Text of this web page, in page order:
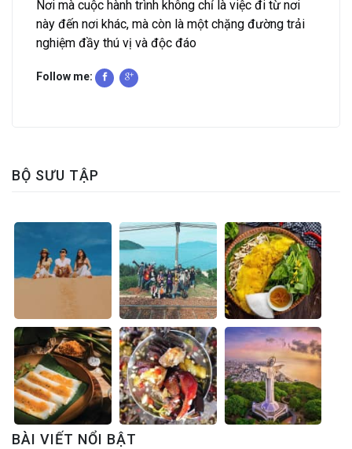
Nơi mà cuộc hành trình không chỉ là việc đi từ nơi
này đến nơi khác, mà còn là một chặng đường trải
nghiệm đầy thú vị và độc đáo
Follow me:
BỘ SƯU TẬP
BÀI VIẾT NỔI BẬT